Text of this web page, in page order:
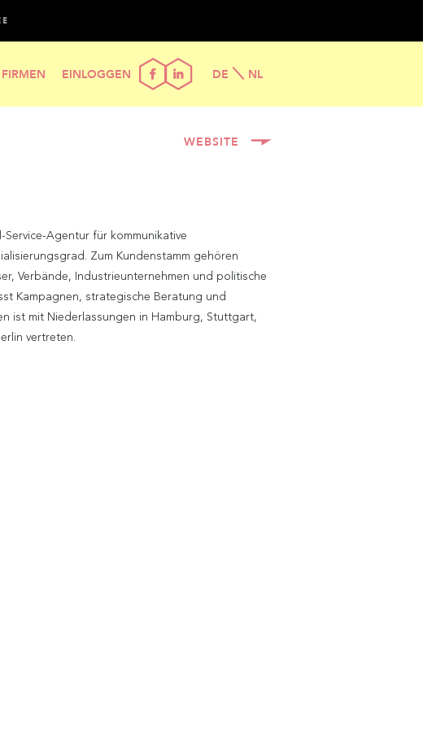
FIRMEN EINLOGGEN DE NL
WEBSITE
Agentur für kommunikative
Zum Kundenstamm gehören
Verbände, Industrieunternehmen und politische
Kampagnen, strategische Beratung und
ist mit Niederlassungen in Hamburg, Stuttgart,
vertreten.